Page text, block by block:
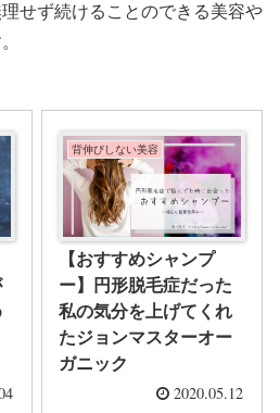
せず続けることのできる美容や
背伸びしない美容
【おすすめシャンプ
ー】円形脱毛症だった
私の気分を上げてくれ
たジョンマスターオー
ガニック
2020.05.12